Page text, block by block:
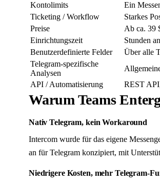
Kontolimits
Ein
Ticketing / Workflow
Starkes
Preise
Ab ca. 39
Einrichtungszeit
Stunden
Benutzerdefinierte Felder
Über alle
Telegram-spezifische
Analysen
API / Automatisierung
REST
Warum Teams
Nativ Telegram, kein Workaround
Intercom wurde für das eigene
an für Telegram konzipiert, mit
Niedrigere Kosten, mehr Telegram-